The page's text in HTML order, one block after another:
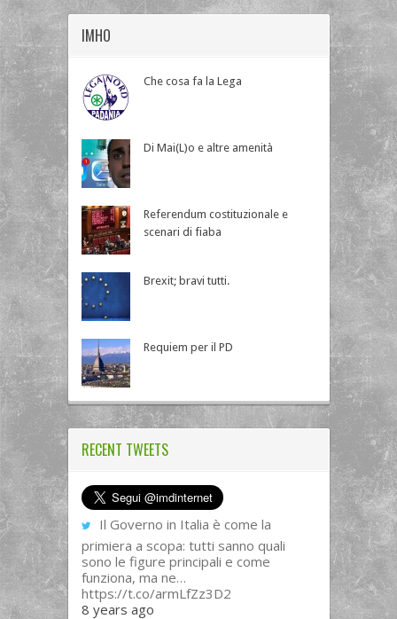
IMHO
Che cosa fa la Lega
Di Mai(L)o e altre amenità
Referendum costituzionale e
scenari di fiaba
Brexit; bravi tutti.
Requiem per il PD
RECENT TWEETS
Il Governo in Italia è come la
primiera a scopa: tutti sanno quali
sono le figure principali e come
funziona, ma ne…
https://t.co/armLfZz3D2
8 years ago